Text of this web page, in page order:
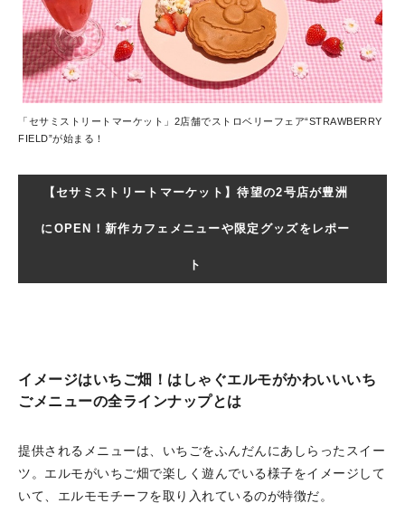
「セサミストリートマーケット」2店舗でストロベリーフェア“STRAWBERRY
FIELD”が始まる！
【セサミストリートマーケット】待望の2号店が豊洲
にOPEN！新作カフェメニューや限定グッズをレポー
ト
イメージはいちご畑！はしゃぐエルモがかわいいいち
ごメニューの全ラインナップとは
提供されるメニューは、いちごをふんだんにあしらったスイー
ツ。エルモがいちご畑で楽しく遊んでいる様子をイメージして
いて、エルモモチーフを取り入れているのが特徴だ。